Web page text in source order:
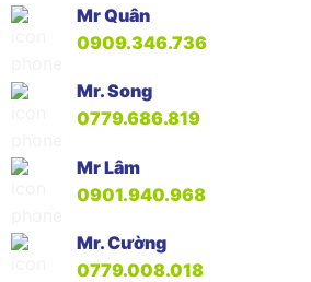
Mr Quân
0909.346.736
Mr. Song
0779.686.819
Mr Lâm
0901.940.968
Mr. Cường
0779.008.018